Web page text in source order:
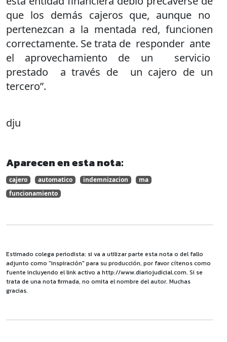
que los demás cajeros que, aunque no
pertenezcan a la mentada red, funcionen
correctamente. Se trata de responder ante
el aprovechamiento de un servicio
prestado a través de un cajero de un
tercero”.
dju
Aparecen en esta nota:
cajero automatico indemnizacion
ma
funcionamiento
Estimado colega periodista: si va a utilizar parte esta nota o del fallo
adjunto como "inspiración" para su producción, por favor cítenos como
fuente incluyendo el link activo a http://www.diariojudicial.com. Si se
trata de una nota firmada, no omita el nombre del autor. Muchas
gracias.